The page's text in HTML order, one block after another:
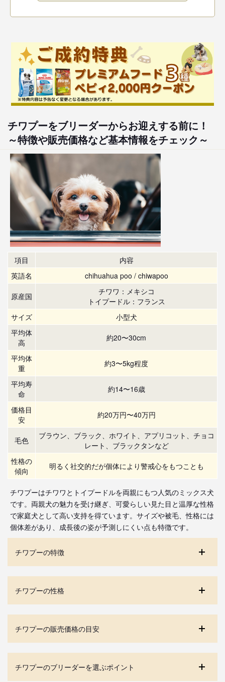
チワプーをブリーダーからお迎えする前に！
～特徴や販売価格など基本情報をチェック～
項目
内容
英語名
chihuahua poo / chiwapoo
原産国
チワワ：メキシコ
トイプードル：フランス
サイズ
小型犬
平均体
高
約20〜30cm
平均体
重
約3〜5kg程度
平均寿
命
約14〜16歳
価格目
安
約20万円〜40万円
毛色
ブラウン、ブラック、ホワイト、アプリコット、チョコ
レート、ブラックタンなど
性格の
傾向
明るく社交的だが個体により警戒心をもつことも
チワプーはチワワとトイプードルを両親にもつ人気のミックス犬
です。両親犬の魅力を受け継ぎ、可愛らしい見た目と温厚な性格
で家庭犬として高い支持を得ています。サイズや被毛、性格には
個体差があり、成長後の姿が予測しにくい点も特徴です。
チワプーの特徴
チワプーの性格
チワプーの販売価格の目安
チワプーのブリーダーを選ぶポイント